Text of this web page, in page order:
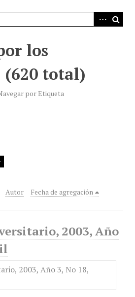
los
(620 total)
por Etiqueta
Autor Fecha de agregación
2003, Año